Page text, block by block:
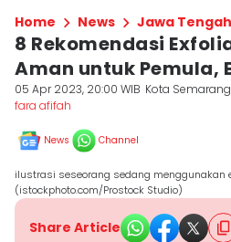
Home News Jawa Tengah
8 Rekomendasi
Aman untuk Pemula,
05 Apr 2023, 20:00 WIB Kota Semarang
fara afifah
News Channel
ilustrasi seseorang sedang menggunakan
(istockphoto.com/Prostock Studio)
Share Article